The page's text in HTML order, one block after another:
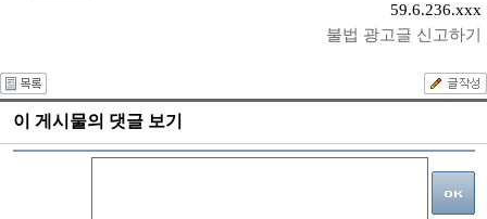
59.6.236.xxx
불법 광고글 신고하기
이 게시물의 댓글 보기